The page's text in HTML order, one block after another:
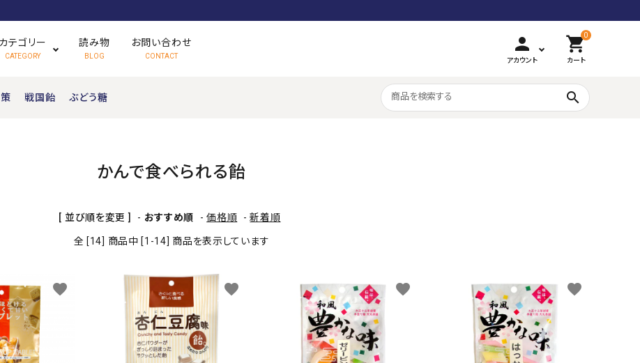
カテゴリー
CATEGORY
フルーツキャンディ
読み物
BLOG
お問い合わせ
CONTACT
person
アカウント
0
shopping_cart
カート
戦国飴 ぶどう糖 search
かんで食べられる飴
[ 並び順を変更 ] - おすすめ順 -価格順 -新着順
全 [14] 商品中 [1-14] 商品を表示しています
favorite favorite favorite favorite